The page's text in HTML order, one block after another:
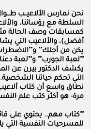
نحن نمارس الألاعيــب
السلطة مع رؤسائنا،
كمسابقات وصف الحالة
أفضل)، والألاعيب التي
يكن من أجلك""
""لعبة الجورب"" و""لعبة
يكشف الدكتور بيرن عن
التي تحكم حياتنا
نطاق واسع أن كتاب
مرة- هو أكثر كتب علم
""كتاب مهم.. يحتوي على
للمسرحيات النفسية التي